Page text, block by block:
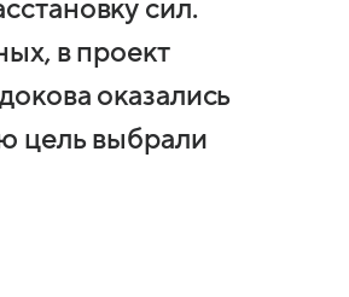
сил.
в проект
оказались
цель выбрали